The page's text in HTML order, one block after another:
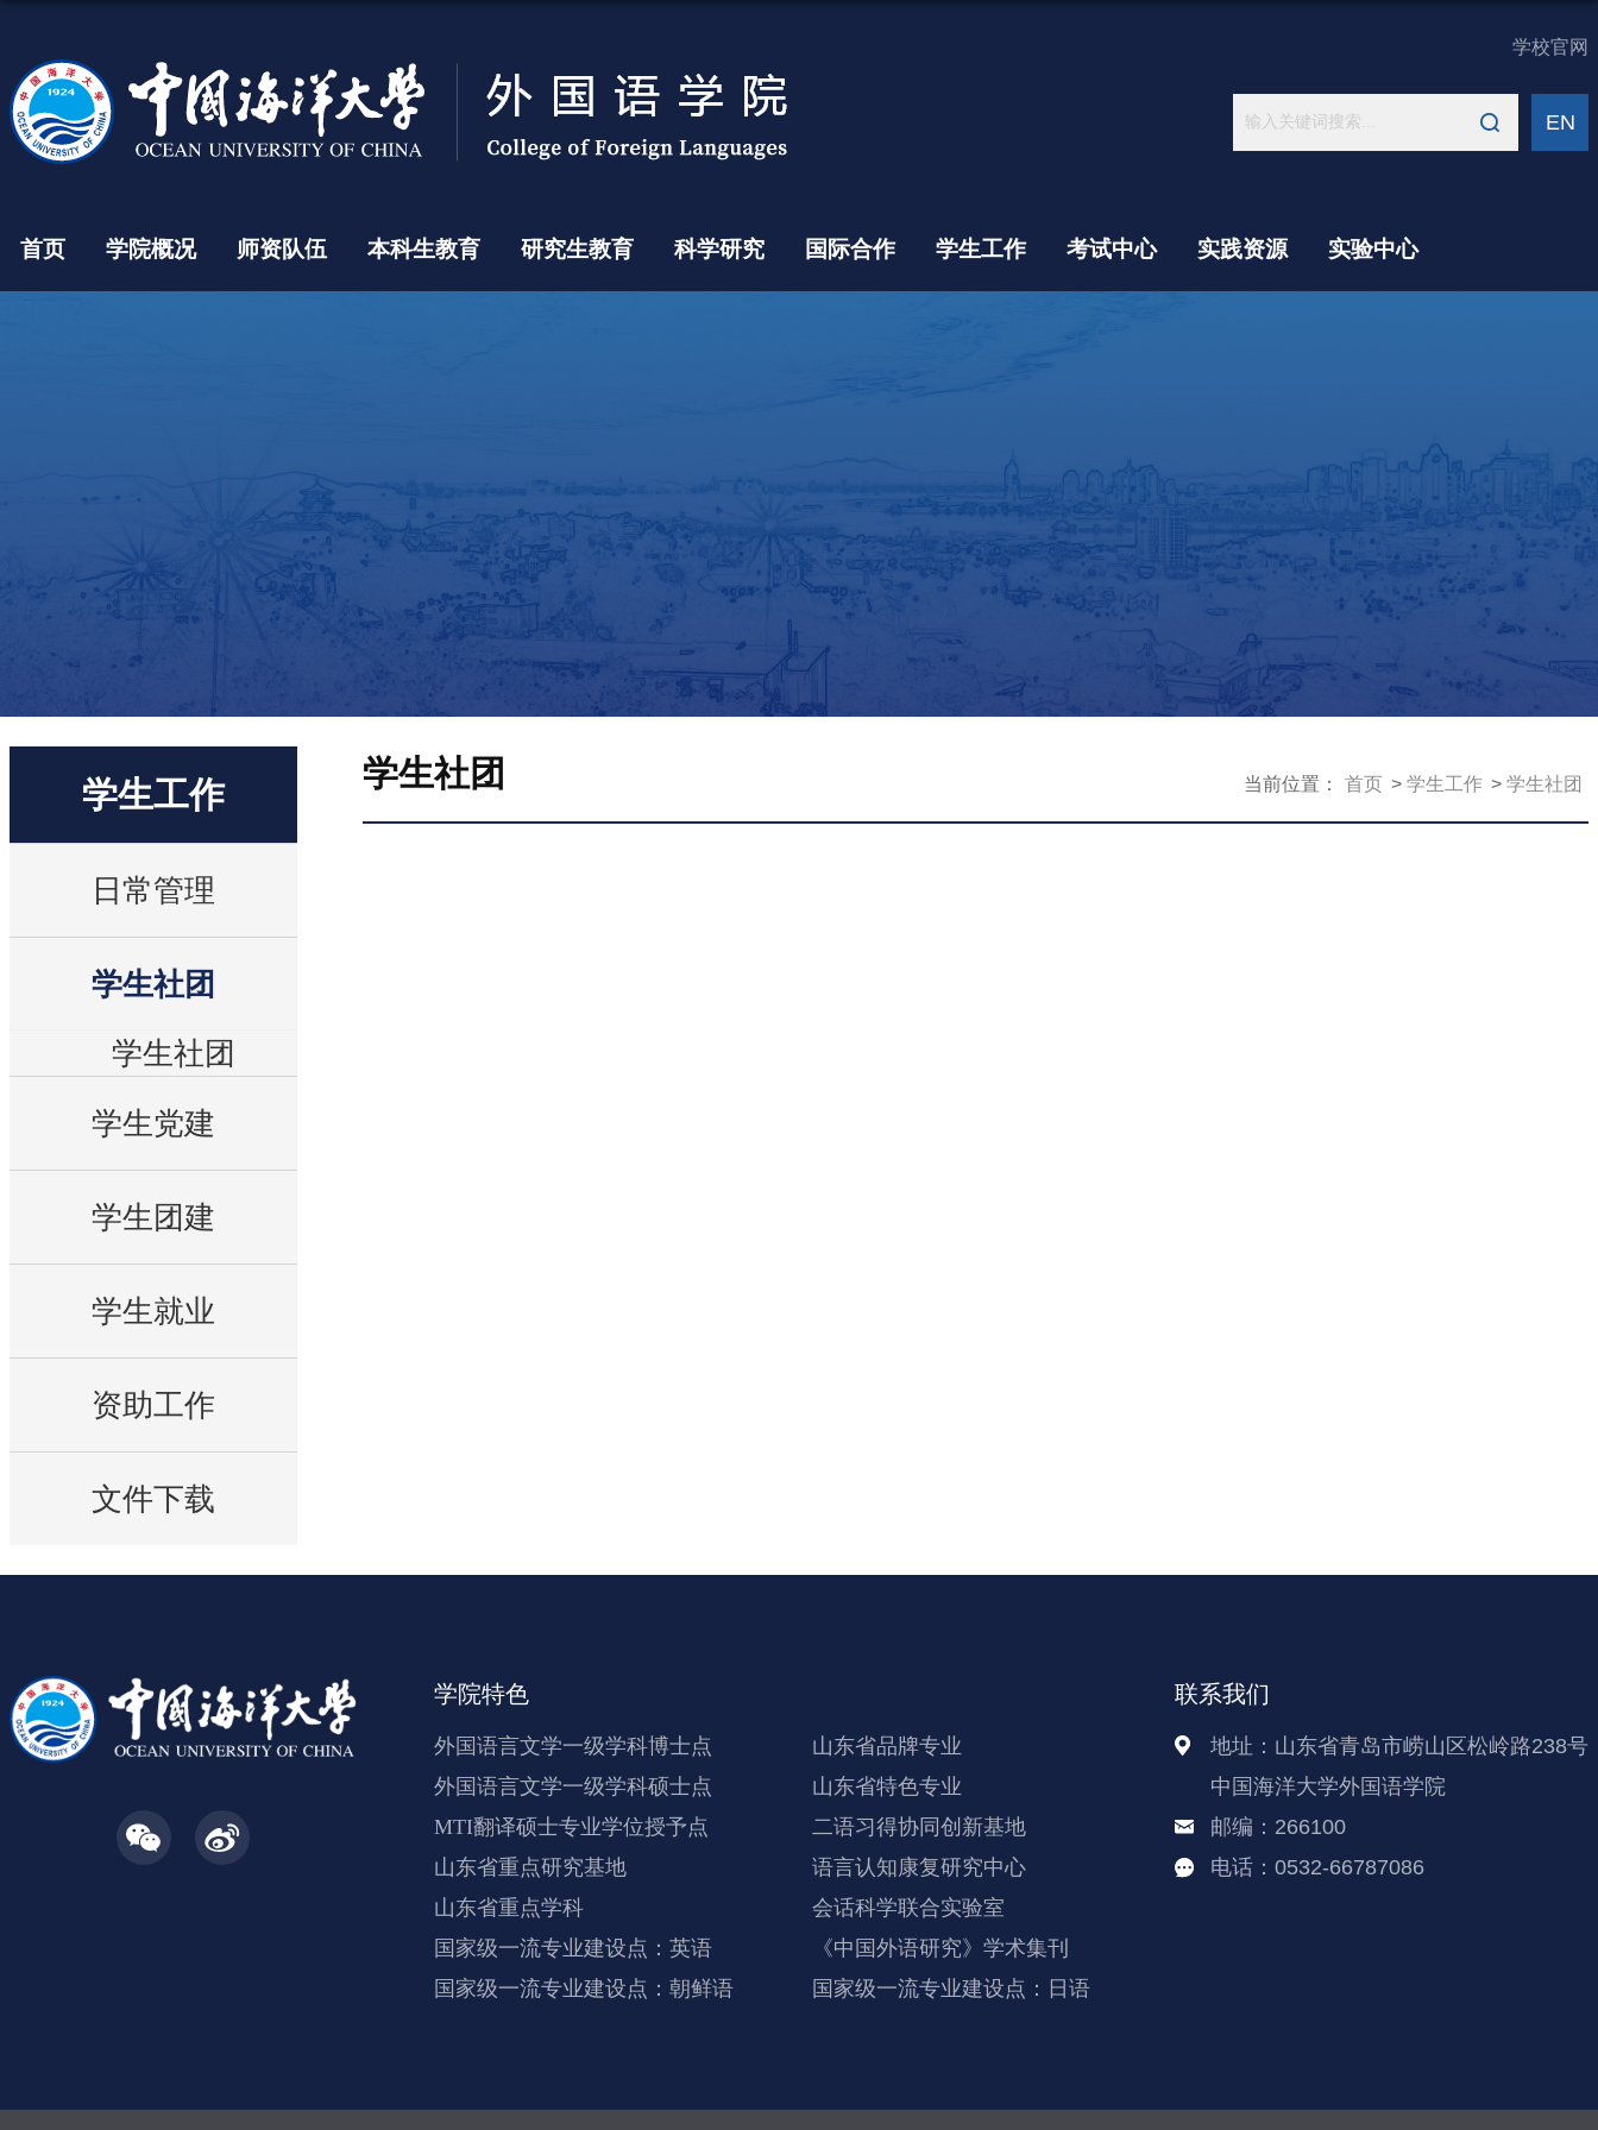
学校官网
EN
首页 学院概况 师资队伍 本科生教育 研究生教育 科学研究 国际合作 学生工作 考试中心 实践资源 实验中心
学生工作
日常管理
学生社团
学生社团
学生党建
学生团建
学生就业
资助工作
文件下载
当前位置： 首页 学生工作 学生社团
学生社团
学院特色
外国语言文学一级学科博士点
山东省品牌专业
外国语言文学一级学科硕士点
山东省特色专业
MTI翻译硕士专业学位授予点
二语习得协同创新基地
山东省重点研究基地
语言认知康复研究中心
山东省重点学科
会话科学联合实验室
国家级一流专业建设点：英语
《中国外语研究》学术集刊
国家级一流专业建设点：朝鲜语
国家级一流专业建设点：日语
联系我们
地址：山东省青岛市崂山区松岭路238号
中国海洋大学外国语学院
邮编：266100
电话：0532-66787086